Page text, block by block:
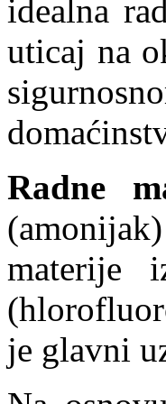
idealna
uticaj na
Radne
materije
je glavni